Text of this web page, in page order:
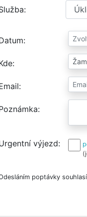
výjezd
poptávky